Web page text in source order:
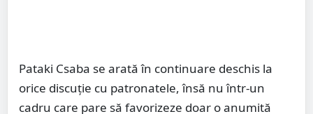
Pataki Csaba se arată în continuare deschis la
orice discuție cu patronatele, însă nu într-un
cadru care pare să favorizeze doar o anumită